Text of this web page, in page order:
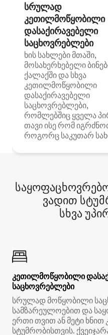
სრულად
კეთილმოწყობილი
დასაქირავებელი
საცხოვრებლები
ხის სახლები მთაში,
მოსახერხებელი
ქალაქში და სხვა
კეთილმოწყობილი
დასაქირავებელი
საცხოვრებლები,
რომლებშიც ყველა
თავი ისე რომ
როგორც საკუთარ
ვადით
სხვა
კეთილმოწყობილი
საცხოვრებლები
სრულად მოწყობილი
სამზარეულოებით და
ერთი თვით ან მეტი
სტუმრობისთვის.